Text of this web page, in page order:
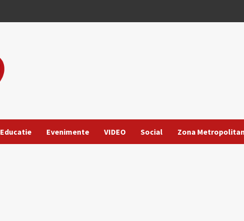
Educatie Evenimente VIDEO Social Zona